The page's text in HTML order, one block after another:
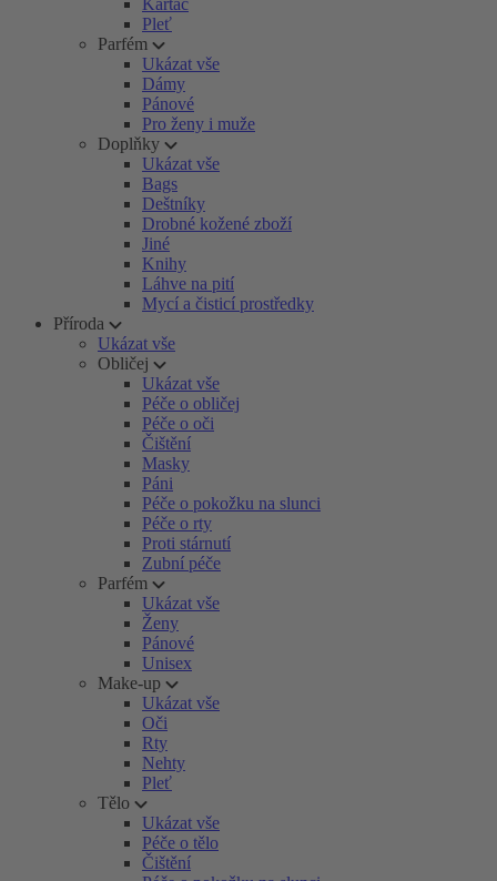
Kartáč
Pleť
Parfém
Ukázat vše
Dámy
Pánové
Pro ženy i muže
Doplňky
Ukázat vše
Bags
Deštníky
Drobné kožené zboží
Jiné
Knihy
Láhve na pití
Mycí a čisticí prostředky
Příroda
Ukázat vše
Obličej
Ukázat vše
Péče o obličej
Péče o oči
Čištění
Masky
Páni
Péče o pokožku na slunci
Péče o rty
Proti stárnutí
Zubní péče
Parfém
Ukázat vše
Ženy
Pánové
Unisex
Make-up
Ukázat vše
Oči
Rty
Nehty
Pleť
Tělo
Ukázat vše
Péče o tělo
Čištění